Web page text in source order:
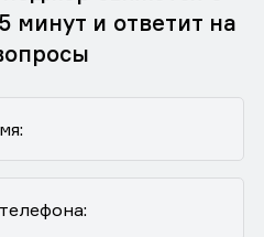
минут и ответит на